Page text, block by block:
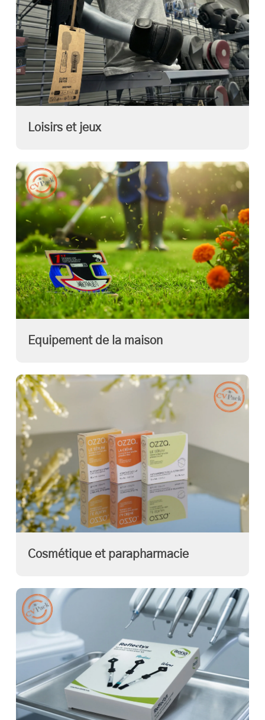
Loisirs et jeux
Equipement de la maison
Cosmétique et parapharmacie